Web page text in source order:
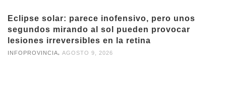
Eclipse solar: parece inofensivo, pero unos
segundos mirando al sol pueden provocar
lesiones irreversibles en la retina
INFOPROVINCIA AGOSTO 9, 2026